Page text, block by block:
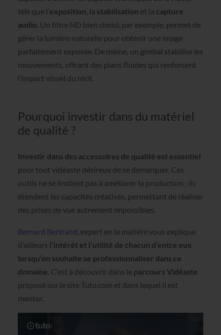
tels que l’exposition, la stabilisation et la capture
audio. Un filtre ND bien choisi, par exemple, permet de
gérer la lumière naturelle pour obtenir une image
parfaitement exposée. De même, un gimbal stabilise les
mouvements, offrant des plans fluides qui renforcent
l’impact visuel du récit.
Pourquoi investir dans du matériel
de qualité ?
Investir dans des accessoires de qualité est essentiel
pour tout vidéaste désireux de se démarquer. Ces
outils ne se limitent pas à améliorer la production ; ils
étendent les capacités créatives, permettant de réaliser
des prises de vue autrement impossibles.
Bernard Bertrand , expert en la matière vous explique
d’ailleurs l’intérêt et l’utilité de chacun d’entre eux
lorsqu’on souhaite se professionnaliser dans ce
domaine . C’est à découvrir dans le parcours Vidéaste
proposé sur le site Tuto.com et dans lequel il est
mentor.